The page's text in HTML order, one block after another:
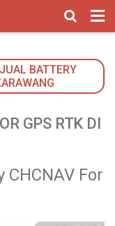
JUAL BATTERY
GPS RTK DI
For